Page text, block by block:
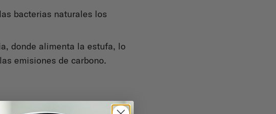
bacterias naturales los
donde alimenta la estufa, lo
emisiones de carbono.